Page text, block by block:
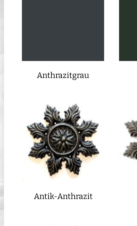
Anthrazitgrau
Antik-Anthrazit